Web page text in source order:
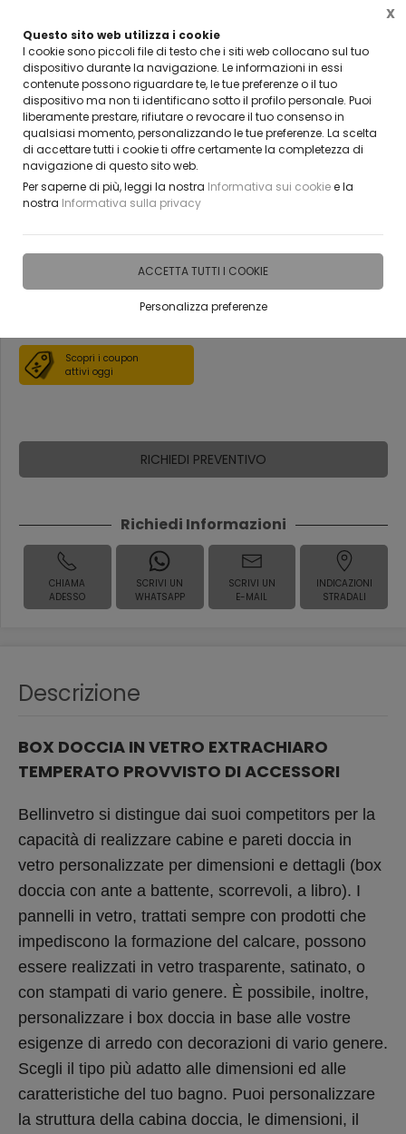
Questo sito web utilizza i cookie
I cookie sono piccoli file di testo che i siti web collocano sul tuo
dispositivo durante la navigazione. Le informazioni in essi
contenute possono riguardare te, le tue preferenze o il tuo
dispositivo ma non ti identificano sotto il profilo personale. Puoi
liberamente prestare, rifiutare o revocare il tuo consenso in
qualsiasi momento, personalizzando le tue preferenze. La scelta
di accettare tutti i cookie ti offre certamente la completezza di
navigazione di questo sito web.
Per saperne di più, leggi la nostra Informativa sui cookiee la
nostra Informativa sulla privacy
ACCETTA TUTTI I COOKIE
Personalizza preferenze
X
CLICCA E SCOPRI I COUPON ATTIVI ADESSO
Home Vetreria Box doccia
box doccia in vetro temperato
BELLINVETRO 03
DISPONIBILE IN 15 GIORNI
Scopri i coupon
attivi oggi
RICHIEDI PREVENTIVO
Richiedi Informazioni
CHIAMA
ADESSO
SCRIVI UN
WHATSAPP
SCRIVI UN
E-MAIL
INDICAZIONI
STRADALI
Descrizione
BOX DOCCIA IN VETRO EXTRACHIARO
TEMPERATO PROVVISTO DI ACCESSORI
Bellinvetro si distingue dai suoi competitors per la
capacità di realizzare cabine e pareti doccia in
vetro personalizzate per dimensioni e dettagli (box
doccia con ante a battente, scorrevoli, a libro). I
pannelli in vetro, trattati sempre con prodotti che
impediscono la formazione del calcare, possono
essere realizzati in vetro trasparente, satinato, o
con stampati di vario genere. È possibile, inoltre,
personalizzare i box doccia in base alle vostre
esigenze di arredo con decorazioni di vario genere.
Scegli il tipo più adatto alle dimensioni ed alle
caratteristiche del tuo bagno. Puoi personalizzare
la struttura della cabina doccia, le dimensioni, il